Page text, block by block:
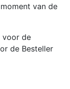
van de
voor de
de Besteller